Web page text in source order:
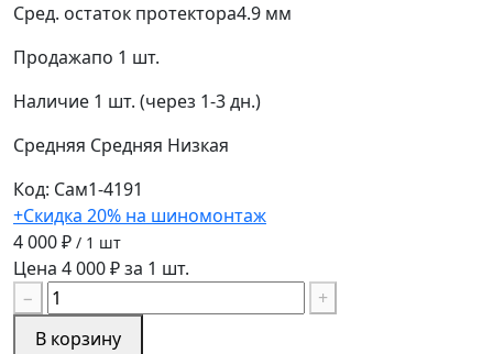
Сред. остаток протектора4.9 мм
Продажапо 1 шт.
Наличие 1 шт. (через 1-3 дн.)
Средняя Средняя Низкая
Код: Сам1-4191
+Скидка 20% на шиномонтаж
4 000 ₽ / 1 шт
Цена 4 000 ₽ за 1 шт.
−
+
В корзину